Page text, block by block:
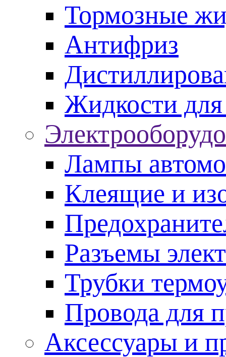
Тормозные
Антифриз
Жидкости для
Лампы
Клеящие и
Разъемы
Трубки
Провода для
Аксессуары и